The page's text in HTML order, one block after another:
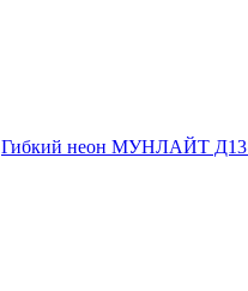
Гибкий неон МУНЛАЙТ Д13